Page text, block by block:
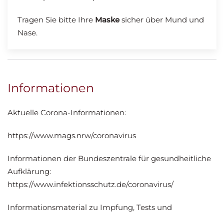
Tragen Sie bitte Ihre Maskesicher über Mund und
Nase.
Informationen
Aktuelle Corona-Informationen:
https://www.mags.nrw/coronavirus
Informationen der Bundeszentrale für gesundheitliche
Aufklärung:
https://www.infektionsschutz.de/coronavirus/
Informationsmaterial zu Impfung, Tests und